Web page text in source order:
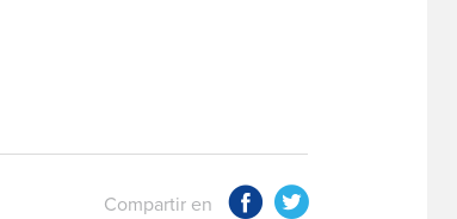
Compartir en